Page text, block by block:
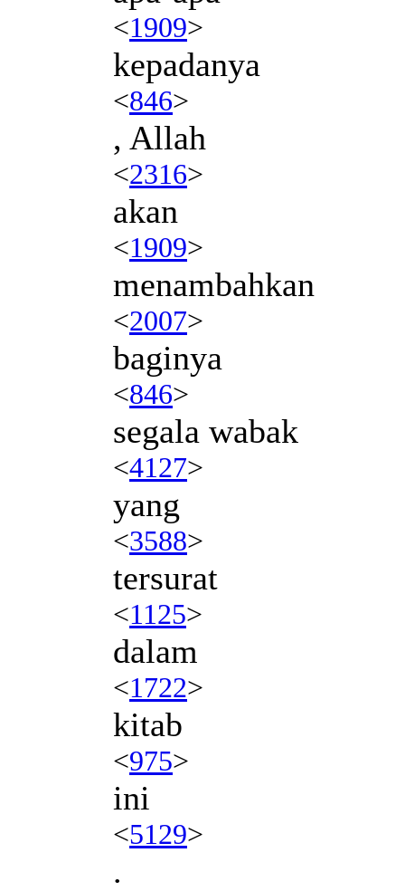
<1909>
kepadanya
<846>
, Allah
<2316>
akan
<1909>
menambahkan
<2007>
baginya
<846>
segala wabak
<4127>
yang
<3588>
tersurat
<1125>
dalam
<1722>
kitab
<975>
ini
<5129>
.